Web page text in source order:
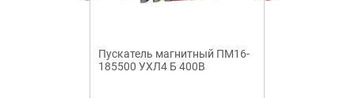
Пускатель магнитный ПМ16-
185500 УХЛ4 Б 400В